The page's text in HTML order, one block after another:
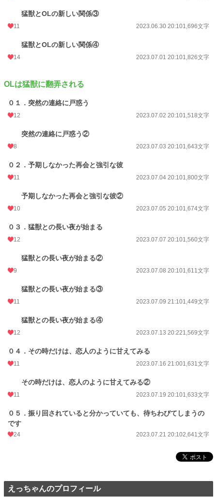
猛獣とOLの新しい関係③
11 2023.06.30 20:101,696文字
猛獣とOLの新しい関係④
14 2023.07.01 20:101,826文字
OLは猛獣に翻弄される
０１．突然の連絡に戸惑う
12 2023.07.02 20:101,518文字
突然の連絡に戸惑う②
8 2023.07.03 20:101,643文字
０２．予期しなかった再会と強引な彼
11 2023.07.04 20:101,800文字
予期しなかった再会と強引な彼②
10 2023.07.05 20:101,674文字
０３．猛獣との長い夜が始まる
12 2023.07.07 20:101,560文字
猛獣との長い夜が始まる②
9 2023.07.08 20:101,611文字
猛獣との長い夜が始まる③
11 2023.07.09 21:101,449文字
猛獣との長い夜が始まる④
12 2023.07.13 20:221,569文字
０４．その時だけは、恋人のように甘えてみる
11 2023.07.16 21:001,631文字
その時だけは、恋人のように甘えてみる②
11 2023.07.19 20:101,633文字
０５．振り回されていると分かっていても、待ちわびてしまうの
です
24 2023.07.21 20:102,641文字
えっちゃんのプロフィール